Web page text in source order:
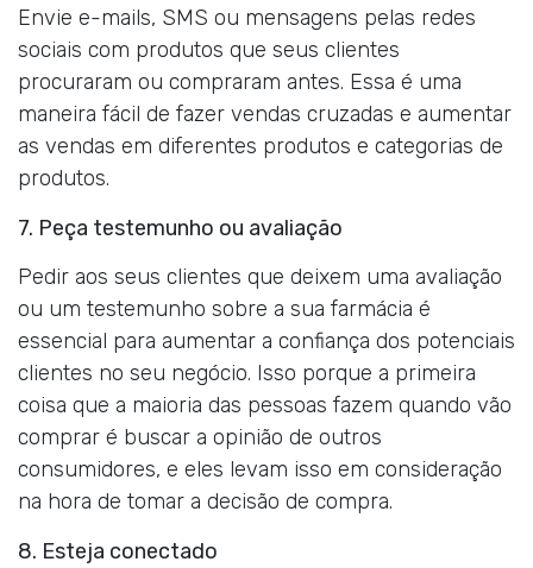
Envie e-mails, SMS ou mensagens pelas redes
sociais com produtos que seus clientes
procuraram ou compraram antes. Essa é uma
maneira fácil de fazer vendas cruzadas e aumentar
as vendas em diferentes produtos e categorias de
produtos.
7. Peça testemunho ou avaliação
Pedir aos seus clientes que deixem uma avaliação
ou um testemunho sobre a sua farmácia é
essencial para aumentar a confiança dos potenciais
clientes no seu negócio. Isso porque a primeira
coisa que a maioria das pessoas fazem quando vão
comprar é buscar a opinião de outros
consumidores, e eles levam isso em consideração
na hora de tomar a decisão de compra.
8. Esteja conectado